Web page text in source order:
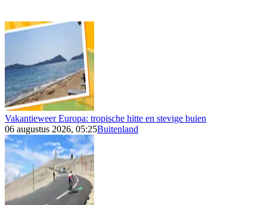
Vakantieweer Europa: tropische hitte en stevige buien
06 augustus 2026, 05:25Buitenland